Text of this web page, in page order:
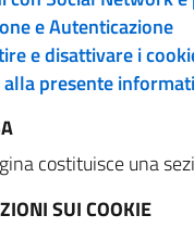
e Autenticazione
e disattivare i
presente
costituisce una
SUI COOKIE